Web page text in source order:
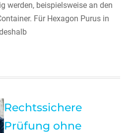
werden, beispielsweise an den
Für Hexagon Purus in
Rechtssichere
Prüfung ohne